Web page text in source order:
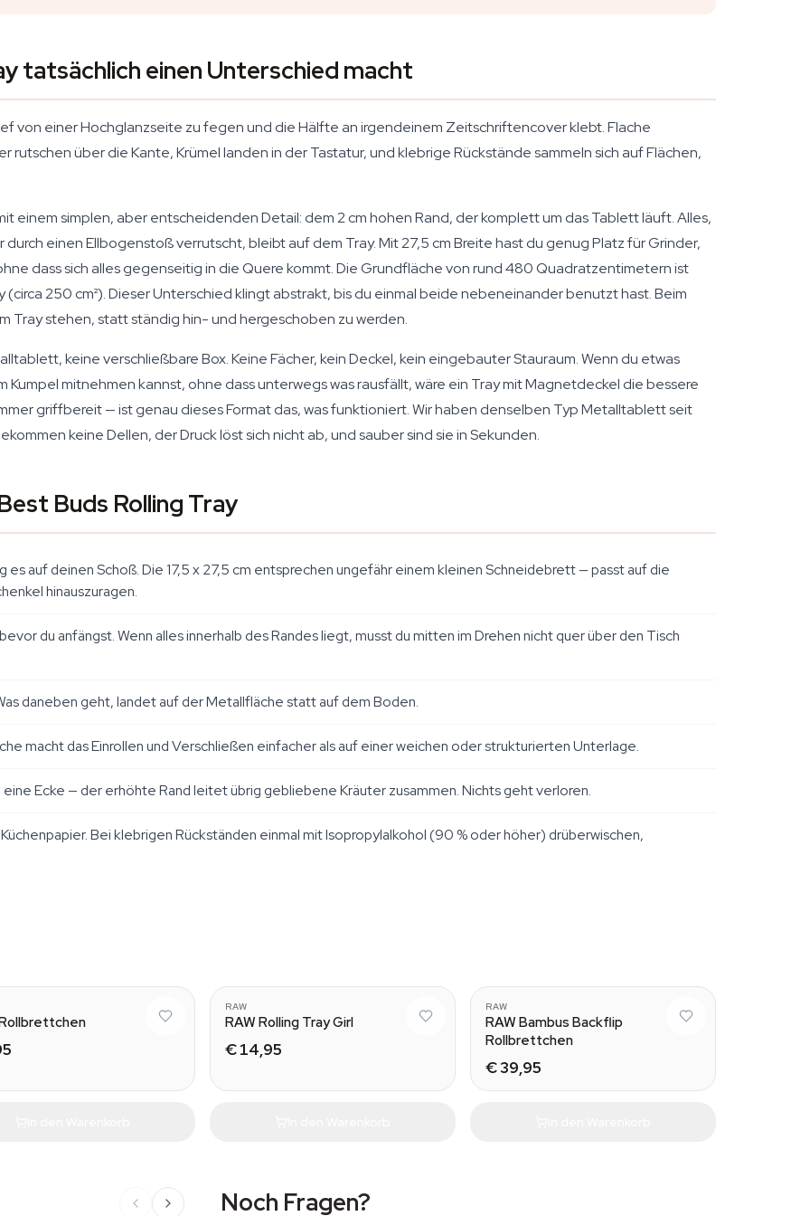
tatsächlich einen Unterschied macht
von einer Hochglanzseite zu fegen und die Hälfte an irgendeinem Zeitschriftencover klebt. Flache
rutschen über die Kante, Krümel landen in der Tastatur, und klebrige Rückstände sammeln sich auf Flächen,
einem simplen, aber entscheidenden Detail: dem 2 cm hohen Rand, der komplett um das Tablett läuft. Alles,
einen Ellbogenstoß verrutscht, bleibt auf dem Tray. Mit 27,5 cm Breite hast du genug Platz für Grinder,
dass sich alles gegenseitig in die Quere kommt. Die Grundfläche von rund 480 Quadratzentimetern ist
250 cm²). Dieser Unterschied klingt abstrakt, bis du einmal beide nebeneinander benutzt hast. Beim
Tray stehen, statt ständig hin- und hergeschoben zu werden.
keine verschließbare Box. Keine Fächer, kein Deckel, kein eingebauter Stauraum. Wenn du etwas
Kumpel mitnehmen kannst, ohne dass unterwegs was rausfällt, wäre ein Tray mit Magnetdeckel die bessere
griffbereit — ist genau dieses Format das, was funktioniert. Wir haben denselben Typ Metalltablett seit
keine Dellen, der Druck löst sich nicht ab, und sauber sind sie in Sekunden.
Buds Rolling Tray
auf deinen Schoß. Die 17,5 x 27,5 cm entsprechen ungefähr einem kleinen Schneidebrett — passt auf die
hinauszuragen.
du anfängst. Wenn alles innerhalb des Randes liegt, musst du mitten im Drehen nicht quer über den Tisch
daneben geht, landet auf der Metallfläche statt auf dem Boden.
macht das Einrollen und Verschließen einfacher als auf einer weichen oder strukturierten Unterlage.
Ecke — der erhöhte Rand leitet übrig gebliebene Kräuter zusammen. Nichts geht verloren.
Bei klebrigen Rückständen einmal mit Isopropylalkohol (90 % oder höher) drüberwischen,
RAW
RAW Rolling Tray Girl
€ 14,95
RAW
RAW Bambus Backflip
Rollbrettchen
€ 39,95
Noch Fragen?